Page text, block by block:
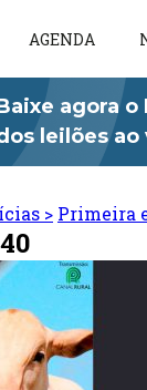
AGENDA
agora o
leilões ao
> Primeira